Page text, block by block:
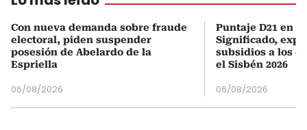
Con nueva demanda sobre fraude
electoral, piden suspender
posesión de Abelardo de la
Espriella
06/08/2026
Puntaje D21 en
Significado,
subsidios a los
el Sisbén 2026
06/08/2026